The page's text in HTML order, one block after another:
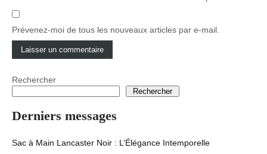
Prévenez-moi de tous les nouveaux articles par e-mail.
Rechercher
Rechercher
Derniers messages
Sac à Main Lancaster Noir : L’Élégance Intemporelle